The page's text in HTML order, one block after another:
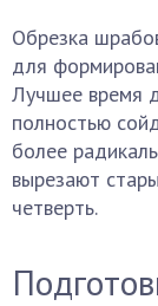
Обрезка
для
Лучшее время
полностью
более
вырезают
четверть.